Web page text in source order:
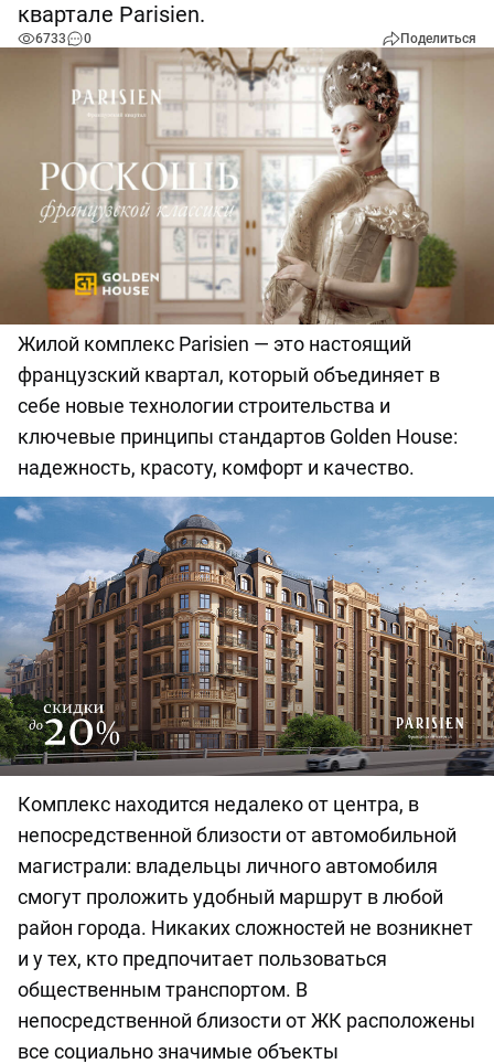
квартале Parisien.
6733 0 Поделиться
Жилой комплекс Parisien — это настоящий
французский квартал, который объединяет в
себе новые технологии строительства и
ключевые принципы стандартов Golden House:
надежность, красоту, комфорт и качество.
Комплекс находится недалеко от центра, в
непосредственной близости от автомобильной
магистрали: владельцы личного автомобиля
смогут проложить удобный маршрут в любой
район города. Никаких сложностей не возникнет
и у тех, кто предпочитает пользоваться
общественным транспортом. В
непосредственной близости от ЖК расположены
все социально значимые объекты